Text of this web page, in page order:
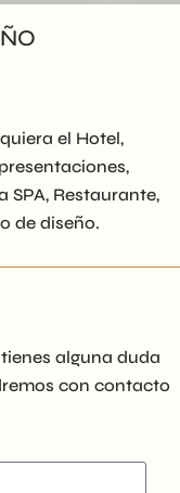
el Hotel,
SPA, Restaurante,
de diseño.
alguna duda
con contacto